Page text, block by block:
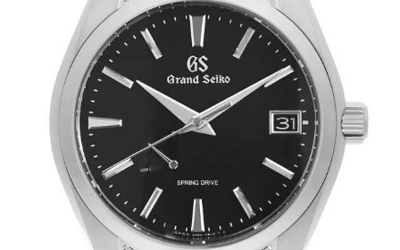
全てのブランドを見
る
ロレックス
パテック
フィリップ
オーデマピゲ ウブロ カルティエ